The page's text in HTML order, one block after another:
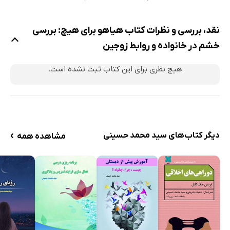
هورمون تستوسترون
فصل هشتم: زورگویی یا قلدری چیست؟
فصل نهم: خشونت و تعارض در محیط کاری
آموزش مهارت‌های اجتماعی
تنبیه
جریمه کردن
محروم کردن از تقویت مثبت
راهکارهایی در جهت آرام سازی جسمانی
تخلیه هیجانی
نقد، بررسی و نظرات کتاب هیاهو برای هیچ: بررسی
خشم در خانواده و روابط زوجین
هیچ نظری برای این کتاب ثبت نشده است.
دیگر کتاب‌های سید محمد حسینی مشاهده همه ›